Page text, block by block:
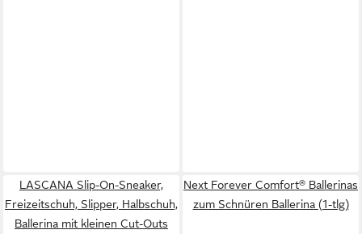
LASCANA Slip-On-Sneaker,
Freizeitschuh, Slipper, Halbschuh,
Ballerina mit kleinen Cut-Outs
Next Forever Comfort® Ballerinas
zum Schnüren Ballerina (1-tlg)